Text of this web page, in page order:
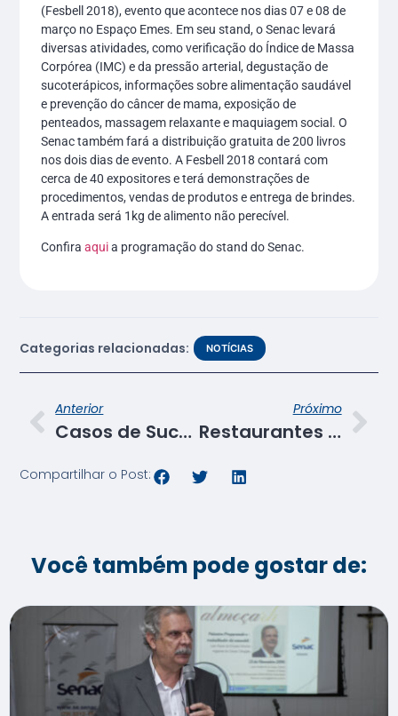
(Fesbell 2018), evento que acontece nos dias 07 e 08 de
março no Espaço Emes. Em seu stand, o Senac levará
diversas atividades, como verificação do Índice de Massa
Corpórea (IMC) e da pressão arterial, degustação de
sucoterápicos, informações sobre alimentação saudável
e prevenção do câncer de mama, exposição de
penteados, massagem relaxante e maquiagem social. O
Senac também fará a distribuição gratuita de 200 livros
nos dois dias de evento. A Fesbell 2018 contará com
cerca de 40 expositores e terá demonstrações de
procedimentos, vendas de produtos e entrega de brindes.
A entrada será 1kg de alimento não perecível.
Confiraaquia programação do stand do Senac.
Categorias relacionadas: NOTÍCIAS
Anterior
Casos de Sucesso: Egresso do Senac é contratado por churrascaria
Próximo
Restaurantes do Senac promovem Sugestões do Chef Semana Santa
Compartilhar o Post:
Você também pode gostar de: